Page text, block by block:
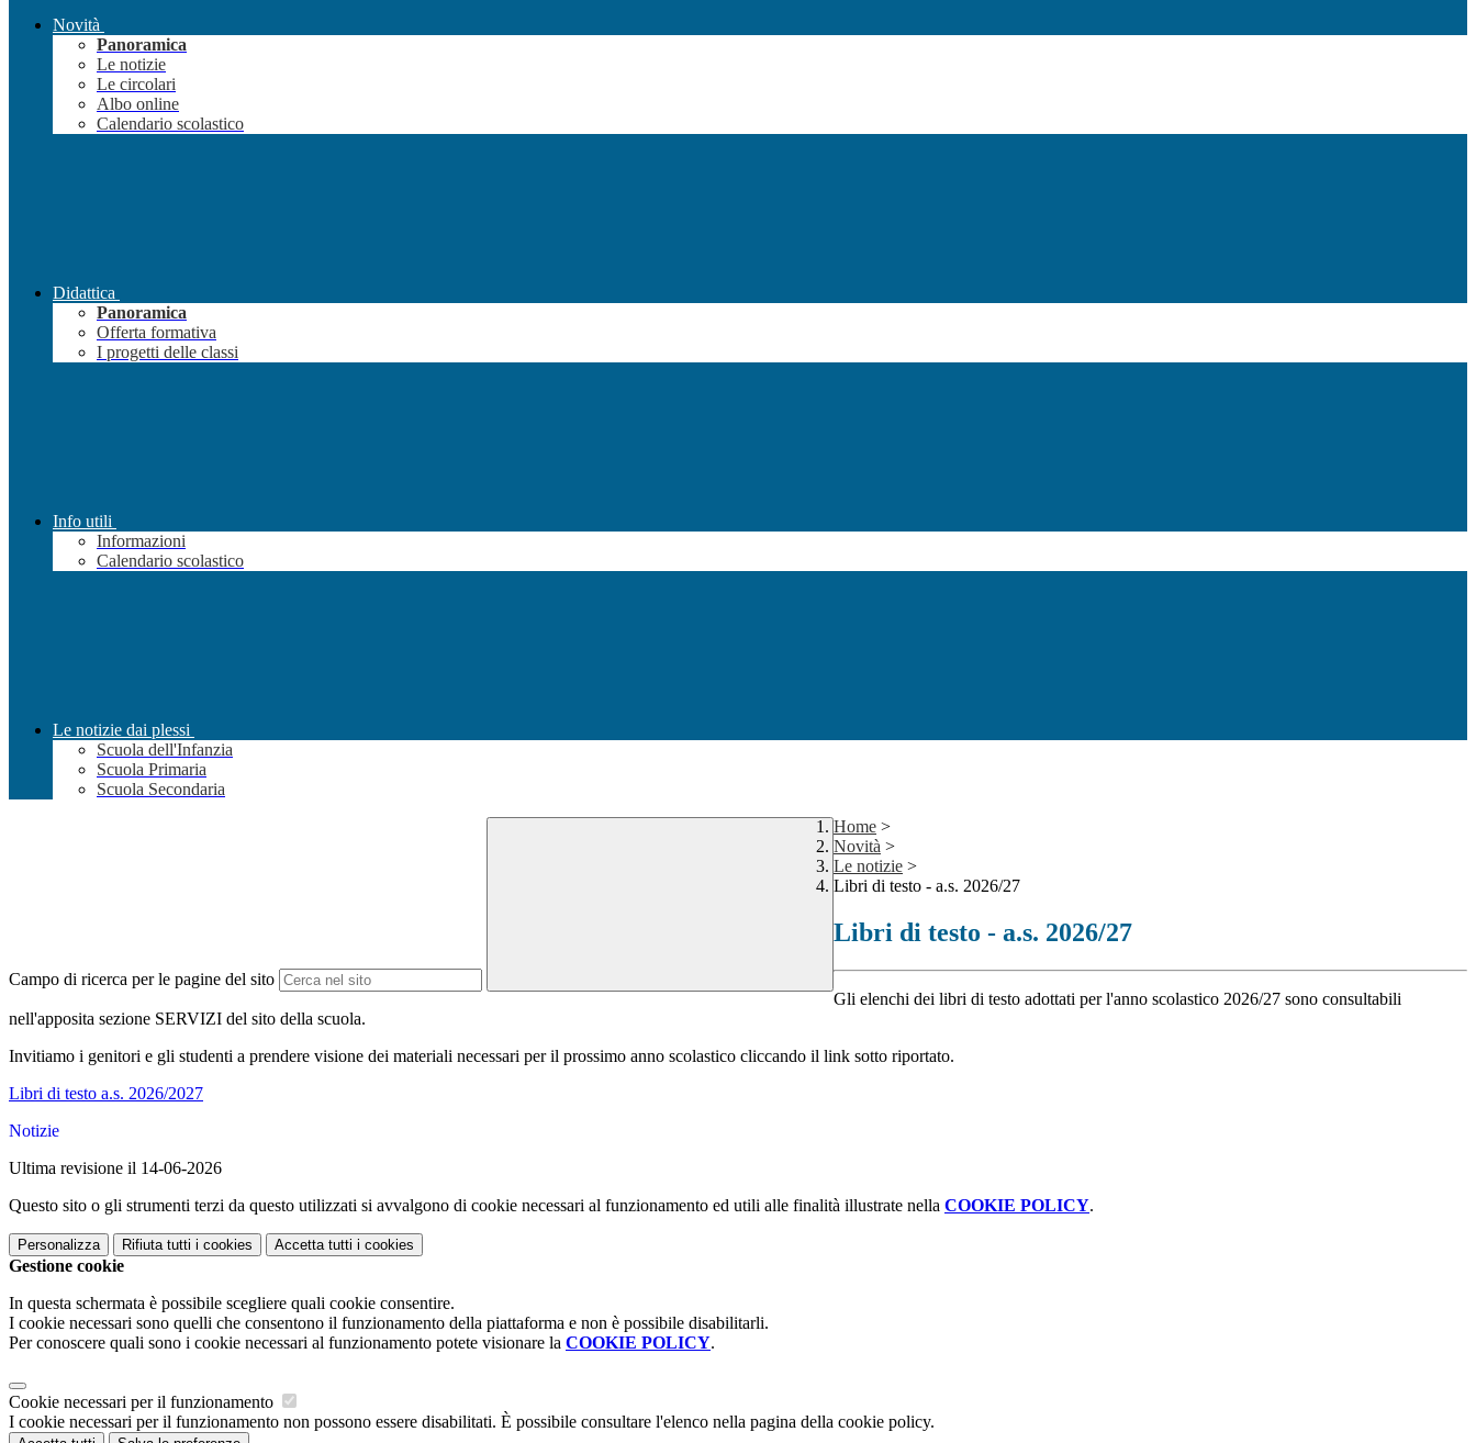
Novità
Panoramica
Le notizie
Le circolari
Albo online
Calendario scolastico
Didattica
Panoramica
Offerta formativa
I progetti delle classi
Info utili
Informazioni
Calendario scolastico
Le notizie dai plessi
Scuola dell'Infanzia
Scuola Primaria
Scuola Secondaria
Campo di ricerca per le pagine del sito
Home >
Novità >
Le notizie >
Libri di testo - a.s. 2026/27
Libri di testo - a.s. 2026/27
Gli elenchi dei libri di testo adottati per l'anno scolastico 2026/27 sono consultabili
nell'apposita sezione SERVIZI del sito della scuola.
Invitiamo i genitori e gli studenti a prendere visione dei materiali necessari per il prossimo anno scolastico cliccando il link sotto riportato.
Libri di testo a.s. 2026/2027
Notizie
Ultima revisione il 14-06-2026
Questo sito o gli strumenti terzi da questo utilizzati si avvalgono di cookie necessari al funzionamento ed utili alle finalità illustrate nella COOKIE POLICY.
Personalizza Rifiuta tutti i cookies Accetta tutti i cookies
Gestione cookie
In questa schermata è possibile scegliere quali cookie consentire.
I cookie necessari sono quelli che consentono il funzionamento della piattaforma e non è possibile disabilitarli.
Per conoscere quali sono i cookie necessari al funzionamento potete visionare la COOKIE POLICY.
Cookie necessari per il funzionamento
I cookie necessari per il funzionamento non possono essere disabilitati. È possibile consultare l'elenco nella pagina della cookie policy.